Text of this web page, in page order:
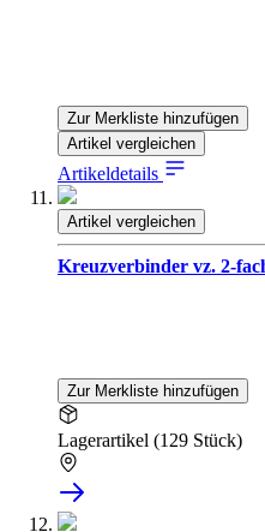
Zur Merkliste hinzufügen
Artikel vergleichen
Artikeldetails
Artikel vergleichen
Kreuzverbinder vz. 2-
Zur Merkliste hinzufügen
Lagerartikel (129 Stück)